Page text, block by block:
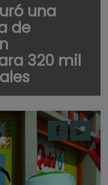
una
de
320 mil